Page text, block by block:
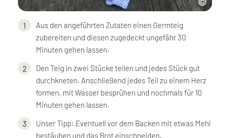
Aus den angeführten Zutaten einen Germteig
zubereiten und diesen zugedeckt ungefähr 30
Minuten gehen lassen.
Den Teig in zwei Stücke teilen und jedes Stück gut
durchkneten. Anschließend jedes Teil zu einem Herz
formen, mit Wasser besprühen und nochmals für 10
Minuten gehen lassen.
Unser Tipp: Eventuell vor dem Backen mit etwas Mehl
bestäuben und das Brot einschneiden.